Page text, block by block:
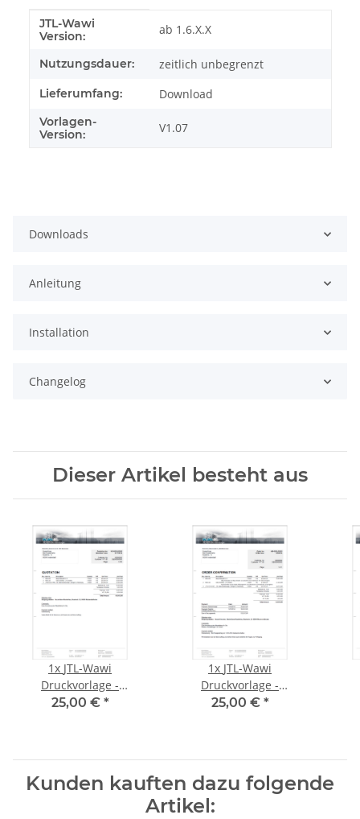
Produkteigenschaft
Wert
JTL-Wawi
Version:
ab 1.6.X.X
Nutzungsdauer: zeitlich unbegrenzt
Lieferumfang: Download
Vorlagen-
Version:
V1.07
Downloads
Anleitung
Installation
Changelog
Dieser Artikel besteht aus
1x JTL-Wawi
Druckvorlage -
ENGLISCH (Design 04)
25,00 € *
1x JTL-Wawi
Druckvorlage -
ENGLISCH (Design 04)
25,00 € *
Kunden kauften dazu folgende
Artikel: